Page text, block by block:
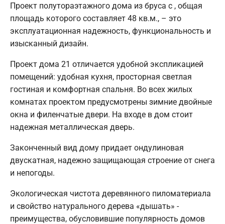
Проект полутораэтажного дома из бруса с , общая
площадь которого составляет 48 кв.м., – это
эксплуатационная надежность, функциональность и
изысканный дизайн.
Проект дома 21 отличается удобной экспликацией
помещений: удобная кухня, просторная светлая
гостиная и комфортная спальня. Во всех жилых
комнатах проектом предусмотрены зимние двойные
окна и филенчатые двери. На входе в дом стоит
надежная металлическая дверь.
Законченный вид дому придает ондулиновая
двускатная, надежно защищающая строение от снега
и непогоды.
Экологическая чистота деревянного пиломатериала
и свойство натурального дерева «дышать» -
преимущества, обусловившие популярность домов